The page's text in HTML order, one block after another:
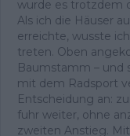
wurde es trotzdem
Als ich die Häuser
erreichte, wusste
treten. Oben
Baumstamm – und
mit dem Radsport
Entscheidung an:
fuhr weiter, ohne
zweiten Anstieg.